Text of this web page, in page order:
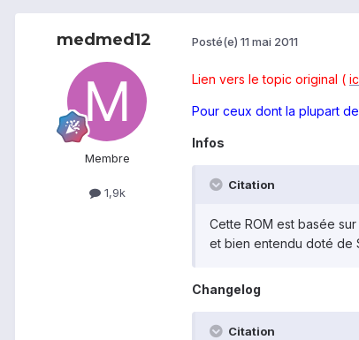
medmed12
Membre
1,9k
Posté(e) 11 mai 2011
Lien vers le topic original (
Pour ceux dont la plupart
Infos
Citation
Cette ROM est basée
et bien entendu doté de
Changelog
Citation